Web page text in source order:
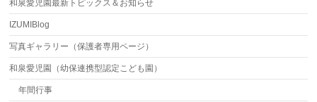
和泉愛児園最新トピックス＆お知らせ
IZUMIBlog
写真ギャラリー（保護者専用ページ）
和泉愛児園（幼保連携型認定こども園）
年間行事